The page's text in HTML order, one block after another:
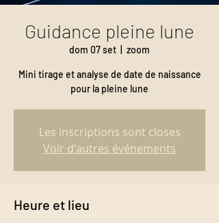
Guidance pleine lune
dom 07 set zoom
Mini tirage et analyse de date de naissance
pour la pleine lune
Les inscriptions sont closes
Voir d'autres événements
Heure et lieu